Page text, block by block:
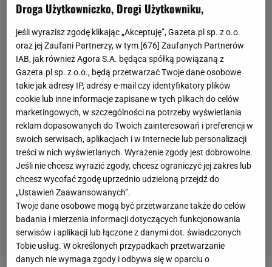
Droga Użytkowniczko, Drogi Użytkowniku,
jeśli wyrazisz zgodę klikając „Akceptuję”, Gazeta.pl sp. z o.o.
oraz jej Zaufani Partnerzy, w tym [676] Zaufanych Partnerów
IAB, jak również Agora S.A. będąca spółką powiązaną z
Gazeta.pl sp. z o.o., będą przetwarzać Twoje dane osobowe
takie jak adresy IP, adresy e-mail czy identyfikatory plików
cookie lub inne informacje zapisane w tych plikach do celów
marketingowych, w szczególności na potrzeby wyświetlania
reklam dopasowanych do Twoich zainteresowań i preferencji w
swoich serwisach, aplikacjach i w Internecie lub personalizacji
treści w nich wyświetlanych. Wyrażenie zgody jest dobrowolne.
Jeśli nie chcesz wyrazić zgody, chcesz ograniczyć jej zakres lub
chcesz wycofać zgodę uprzednio udzieloną przejdź do
„Ustawień Zaawansowanych”.
Twoje dane osobowe mogą być przetwarzane także do celów
badania i mierzenia informacji dotyczących funkcjonowania
serwisów i aplikacji lub łączone z danymi dot. świadczonych
Tobie usług. W określonych przypadkach przetwarzanie
danych nie wymaga zgody i odbywa się w oparciu o